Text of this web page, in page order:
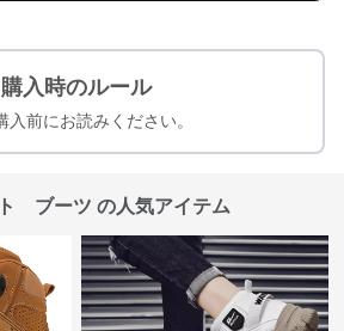
購入時のルール
入前にお読みください。
ブーツ の人気アイテム